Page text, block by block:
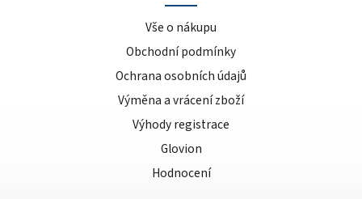
Vše o nákupu
Obchodní podmínky
Ochrana osobních údajů
Výměna a vrácení zboží
Výhody registrace
Glovion
Hodnocení